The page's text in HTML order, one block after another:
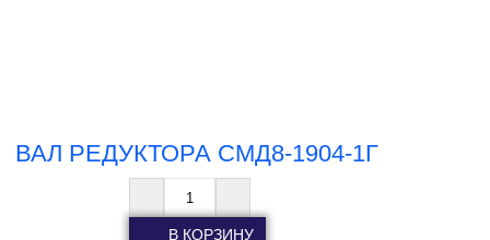
ВАЛ РЕДУКТОРА СМД8-1904-1Г